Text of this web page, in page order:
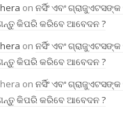
on ନର୍ସିଂ ଏବଂ
କିପରି କରିବେ ଆବେଦନ ?
on ନର୍ସିଂ ଏବଂ
କିପରି କରିବେ ଆବେଦନ ?
on ନର୍ସିଂ ଏବଂ
କିପରି କରିବେ ଆବେଦନ ?